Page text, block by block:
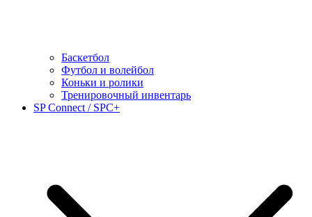
Баскетбол
Футбол и волейбол
Коньки и ролики
Тренировочный инвентарь
SP Connect / SPC+